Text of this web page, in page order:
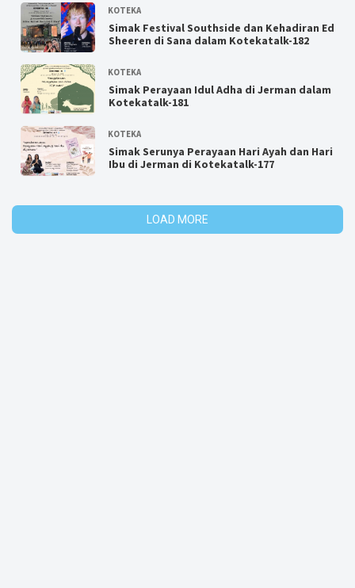
Simak Festival Southside dan Kehadiran Ed
Sheeren di Sana dalam Kotekatalk-182
KOTEKA
Simak Perayaan Idul Adha di Jerman dalam
Kotekatalk-181
KOTEKA
Simak Serunya Perayaan Hari Ayah dan Hari
Ibu di Jerman di Kotekatalk-177
KOTEKA
LOAD MORE